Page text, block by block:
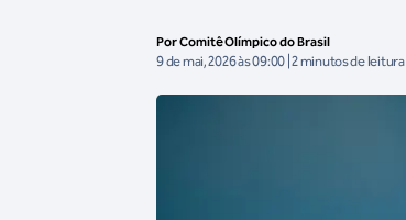
Por Comitê Olímpico do Brasil
9 de mai, 2026 às 09:00 | 2 minutos de leitura